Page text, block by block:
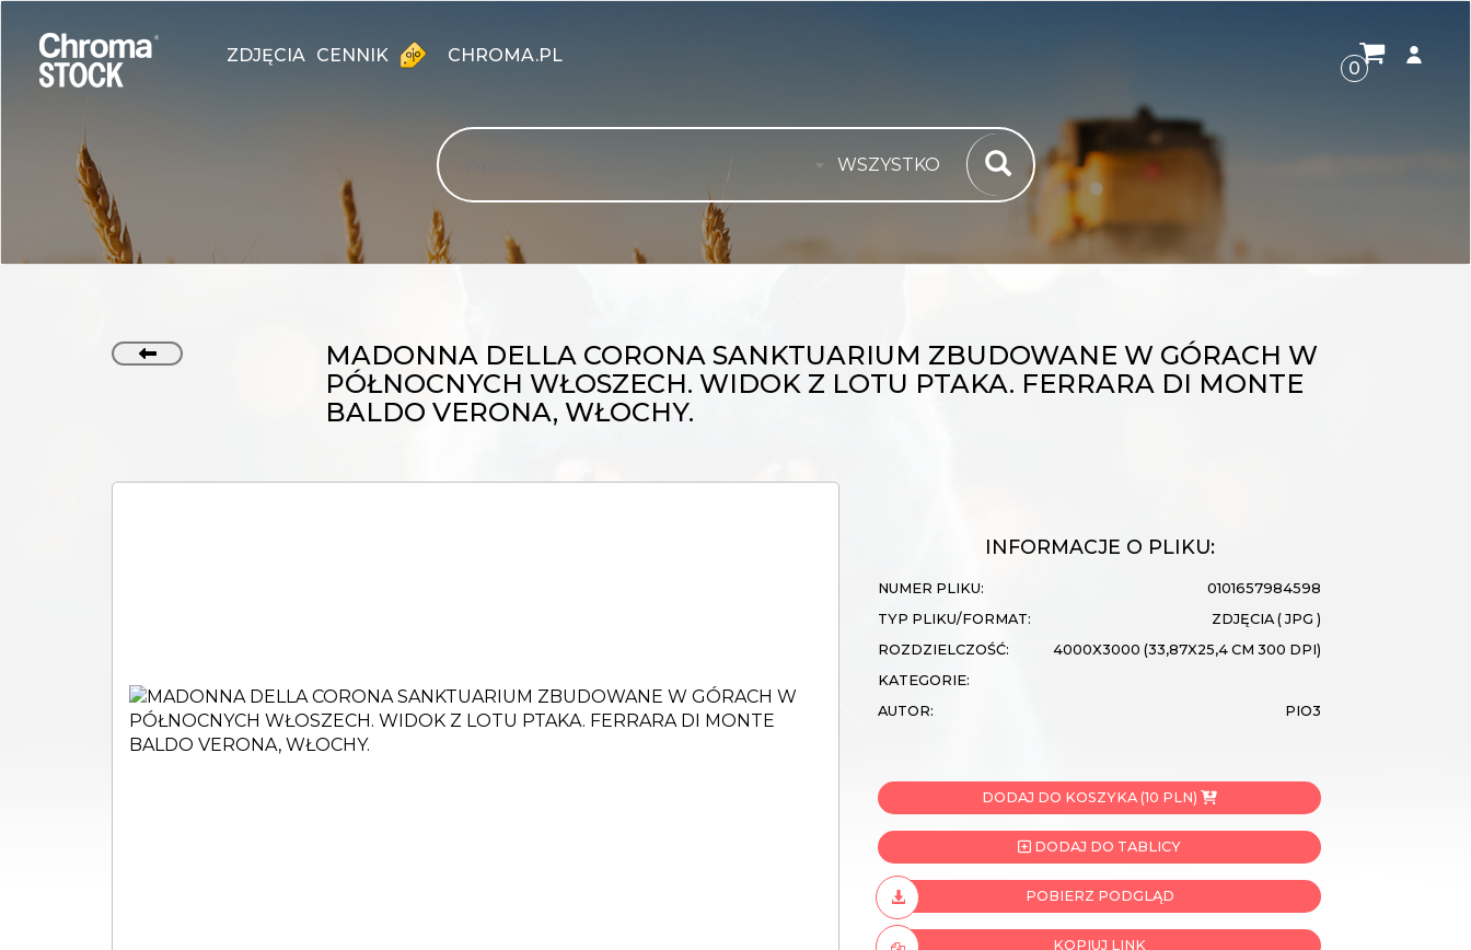
ZDJĘCIA CENNIK CHROMA.PL
0
WSZYSTKO
MADONNA DELLA CORONA SANKTUARIUM ZBUDOWANE W GÓRACH W
PÓŁNOCNYCH WŁOSZECH. WIDOK Z LOTU PTAKA. FERRARA DI MONTE
BALDO VERONA, WŁOCHY.
INFORMACJE O PLIKU:
NUMER PLIKU:
0101657984598
TYP PLIKU/FORMAT:
ZDJĘCIA ( JPG )
ROZDZIELCZOŚĆ:
4000X3000 (33,87X25,4 CM 300 DPI)
KATEGORIE:
AUTOR:
PIO3
DODAJ DO KOSZYKA (10 PLN)
DODAJ DO TABLICY
POBIERZ PODGLĄD
KOPIUJ LINK